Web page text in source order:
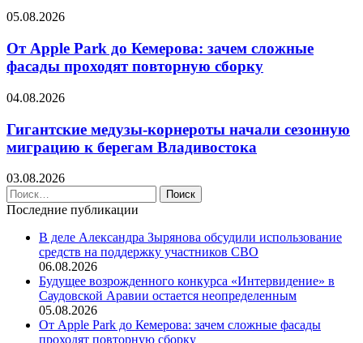
05.08.2026
От Apple Park до Кемерова: зачем сложные
фасады проходят повторную сборку
04.08.2026
Гигантские медузы-корнероты начали сезонную
миграцию к берегам Владивостока
03.08.2026
Найти:
Последние публикации
В деле Александра Зырянова обсудили использование
средств на поддержку участников СВО
06.08.2026
Будущее возрожденного конкурса «Интервидение» в
Саудовской Аравии остается неопределенным
05.08.2026
От Apple Park до Кемерова: зачем сложные фасады
проходят повторную сборку